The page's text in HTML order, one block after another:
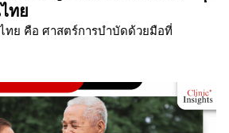
ทย
ทย คือ ศาสตร์การบำบัดด้วยมือที่